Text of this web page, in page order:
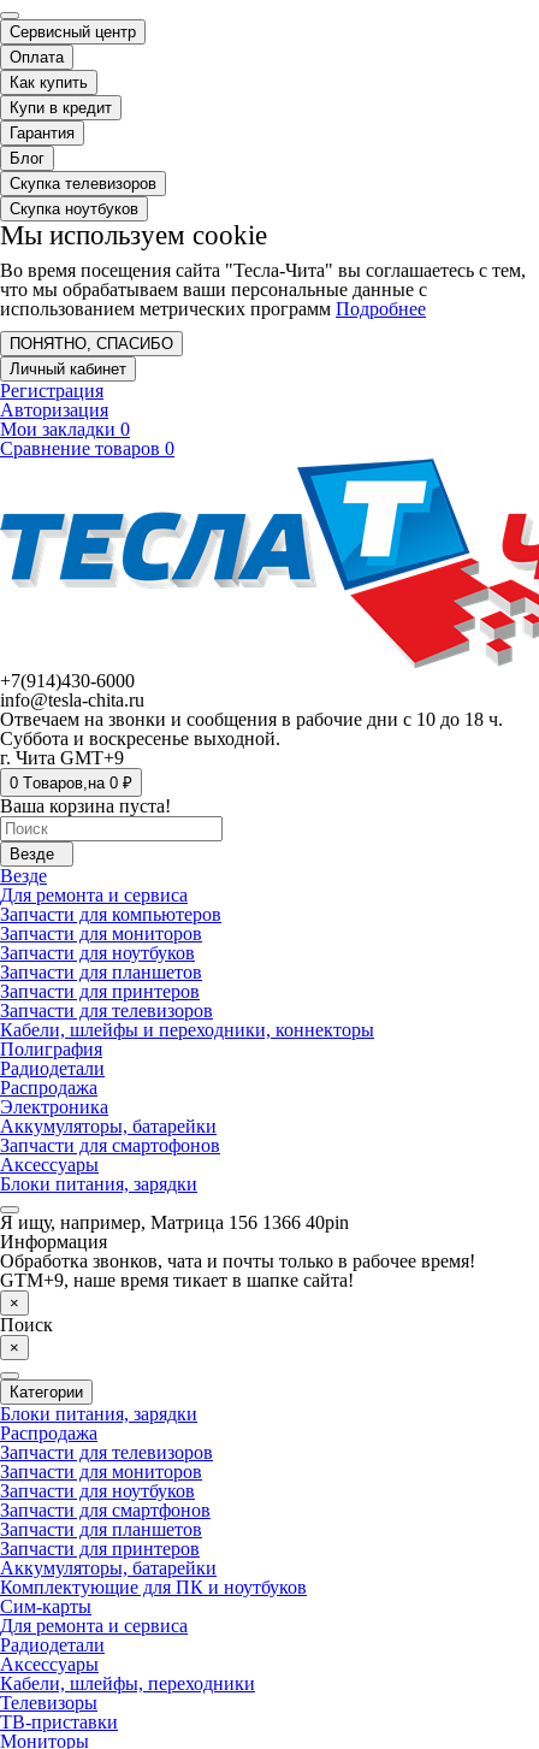
Сервисный центр
Оплата
Как купить
Купи в кредит
Гарантия
Блог
Скупка телевизоров
Скупка ноутбуков
Мы используем cookie
Во время посещения сайта "Тесла-Чита" вы соглашаетесь с тем,
что мы обрабатываем ваши персональные данные с
использованием метрических программ Подробнее
ПОНЯТНО, СПАСИБО
Личный кабинет
Регистрация
Авторизация
Мои закладки 0
Сравнение товаров 0
+7(914)430-6000
info@tesla-chita.ru
Отвечаем на звонки и сообщения в рабочие дни с 10 до 18 ч.
Суббота и воскресенье выходной.
г. Чита GMT+9
0 Tоваров,на 0 ₽
Ваша корзина пуста!
Везде
Везде
Для ремонта и сервиса
Запчасти для компьютеров
Запчасти для мониторов
Запчасти для ноутбуков
Запчасти для планшетов
Запчасти для принтеров
Запчасти для телевизоров
Кабели, шлейфы и переходники, коннекторы
Полиграфия
Радиодетали
Распродажа
Электроника
Аккумуляторы, батарейки
Запчасти для смартофонов
Аксессуары
Блоки питания, зарядки
Я ищу, например, Матрица 156 1366 40pin
Информация
Обработка звонков, чата и почты только в рабочее время!
GTM+9, наше время тикает в шапке сайта!
×
Поиск
×
Категории
Блоки питания, зарядки
Распродажа
Запчасти для телевизоров
Запчасти для мониторов
Запчасти для ноутбуков
Запчасти для смартфонов
Запчасти для планшетов
Запчасти для принтеров
Аккумуляторы, батарейки
Комплектующие для ПК и ноутбуков
Сим-карты
Для ремонта и сервиса
Радиодетали
Аксессуары
Кабели, шлейфы, переходники
Телевизоры
ТВ-приставки
Мониторы